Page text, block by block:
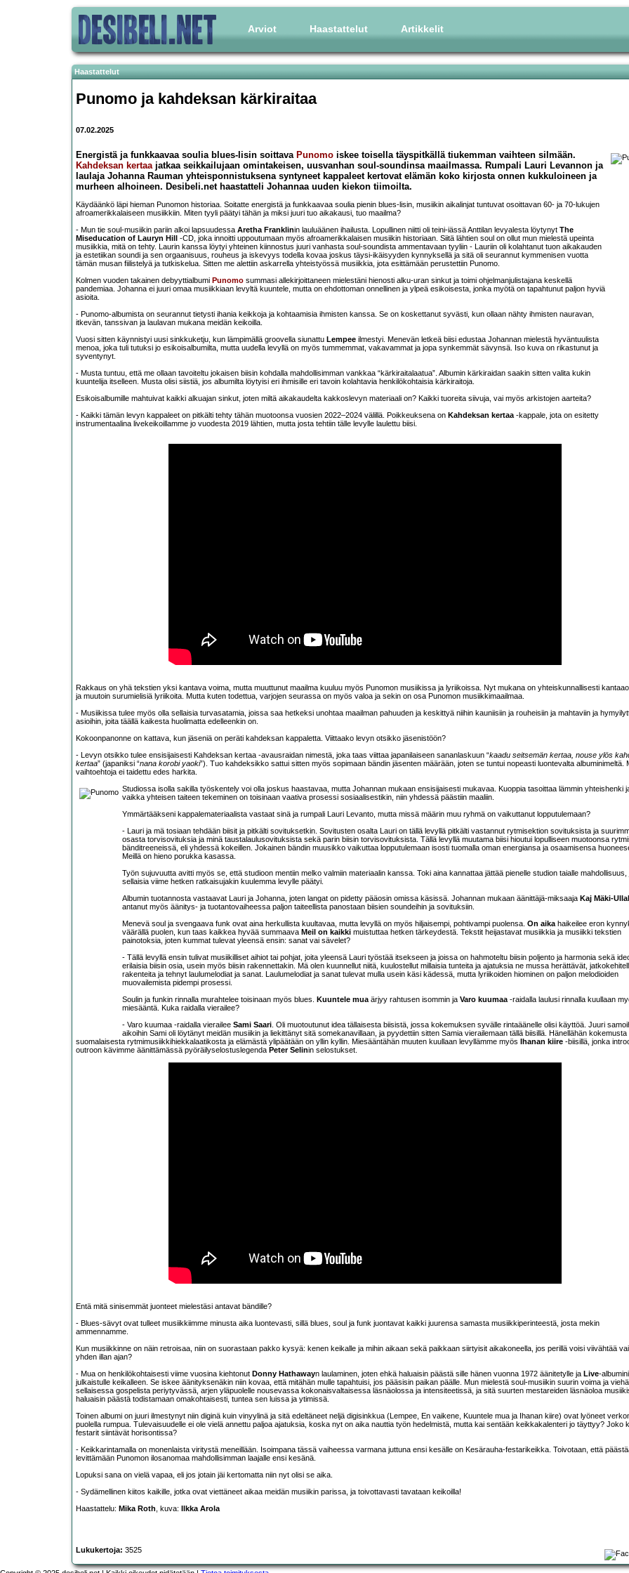
Arviot Haastattelut Artikkelit
Haastattelut
Punomo ja kahdeksan kärkiraitaa
07.02.2025
Energistä ja funkkaavaa soulia blues-lisin soittava Punomo iskee toisella täyspitkällä tiukemman vaihteen silmään.
Kahdeksan kertaajatkaa seikkailujaan omintakeisen, uusvanhan soul-soundinsa maailmassa. Rumpali Lauri Levannon ja
laulaja Johanna Rauman yhteisponnistuksena syntyneet kappaleet kertovat elämän koko kirjosta onnen kukkuloineen ja
murheen alhoineen. Desibeli.net haastatteli Johannaa uuden kiekon tiimoilta.
Käydäänkö läpi hieman Punomon historiaa. Soitatte energistä ja funkkaavaa soulia pienin blues-lisin, musiikin aikalinjat tuntuvat osoittavan 60- ja 70-lukujen
afroamerikkalaiseen musiikkiin. Miten tyyli päätyi tähän ja miksi juuri tuo aikakausi, tuo maailma?
- Mun tie soul-musiikin pariin alkoi lapsuudessa Aretha Franklinin lauluäänen ihailusta. Lopullinen niitti oli teini-iässä Anttilan levyalesta löytynyt The
Miseducation of Lauryn Hill
-CD, joka innoitti uppoutumaan myös afroamerikkalaisen musiikin historiaan. Siitä lähtien soul on ollut mun mielestä upeinta
musiikkia, mitä on tehty. Laurin kanssa löytyi yhteinen kiinnostus juuri vanhasta soul-soundista ammentavaan tyyliin - Lauriin oli kolahtanut tuon aikakauden
ja estetiikan soundi ja sen orgaanisuus, rouheus ja iskevyys todella kovaa joskus täysi-ikäisyyden kynnyksellä ja sitä oli seurannut kymmenisen vuotta
tämän musan fiilistelyä ja tutkiskelua. Sitten me alettiin askarrella yhteistyössä musiikkia, jota esittämään perustettiin Punomo.
Kolmen vuoden takainen debyyttialbumi Punomo summasi allekirjoittaneen mielestäni hienosti alku-uran sinkut ja toimi ohjelmanjulistajana keskellä
pandemiaa. Johanna ei juuri omaa musiikkiaan levyltä kuuntele, mutta on ehdottoman onnellinen ja ylpeä esikoisesta, jonka myötä on tapahtunut paljon hyviä
asioita.
- Punomo-albumista on seurannut tietysti ihania keikkoja ja kohtaamisia ihmisten kanssa. Se on koskettanut syvästi, kun ollaan nähty ihmisten nauravan,
itkevän, tanssivan ja laulavan mukana meidän keikoilla.
Vuosi sitten käynnistyi uusi sinkkuketju, kun lämpimällä groovella siunattu Lempee ilmestyi. Menevän letkeä biisi edustaa Johannan mielestä hyväntuulista
menoa, joka tuli tutuksi jo esikoisalbumilta, mutta uudella levyllä on myös tummemmat, vakavammat ja jopa synkemmät sävynsä. Iso kuva on rikastunut ja
syventynyt.
- Musta tuntuu, että me ollaan tavoiteltu jokaisen biisin kohdalla mahdollisimman vankkaa “kärkiraitalaatua”. Albumin kärkiraidan saakin sitten valita kukin
kuuntelija itselleen. Musta olisi siistiä, jos albumilta löytyisi eri ihmisille eri tavoin kolahtavia henkilökohtaisia kärkiraitoja.
Esikoisalbumille mahtuivat kaikki alkuajan sinkut, joten miltä aikakaudelta kakkoslevyn materiaali on? Kaikki tuoreita siivuja, vai myös arkistojen aarteita?
- Kaikki tämän levyn kappaleet on pitkälti tehty tähän muotoonsa vuosien 2022–2024 välillä. Poikkeuksena on Kahdeksan kertaa-kappale, jota on esitetty
instrumentaalina livekeikoillamme jo vuodesta 2019 lähtien, mutta josta tehtiin tälle levylle laulettu biisi.
Rakkaus on yhä tekstien yksi kantava voima, mutta muuttunut maailma kuuluu myös Punomon musiikissa ja lyriikoissa. Nyt mukana on yhteiskunnallisesti
ja muutoin surumielisiä lyriikoita. Mutta kuten todettua, varjojen seurassa on myös valoa ja sekin on osa Punomon musiikkimaailmaa.
- Musiikissa tulee myös olla sellaisia turvasatamia, joissa saa hetkeksi unohtaa maailman pahuuden ja keskittyä niihin kauniisiin ja rouheisiin ja mahtaviin ja
asioihin, joita täällä kaikesta huolimatta edelleenkin on.
Kokoonpanonne on kattava, kun jäseniä on peräti kahdeksan kappaletta. Viittaako levyn otsikko jäsenistöön?
- Levyn otsikko tulee ensisijaisesti Kahdeksan kertaa -avausraidan nimestä, joka taas viittaa japanilaiseen sananlaskuun “kaadu seitsemän kertaa, nouse ylös
kertaa” (japaniksi “nana korobi yaoki”). Tuo kahdeksikko sattui sitten myös sopimaan bändin jäsenten määrään, joten se tuntui nopeasti luontevalta albuminimeltä.
vaihtoehtoja ei taidettu edes harkita.
Studiossa isolla sakilla työskentely voi olla joskus haastavaa, mutta Johannan mukaan ensisijaisesti mukavaa. Kuoppia tasoittaa lämmin yhteishenki
vaikka yhteisen taiteen tekeminen on toisinaan vaativa prosessi sosiaalisestikin, niin yhdessä päästiin maaliin.
Ymmärtääkseni kappalemateriaalista vastaat sinä ja rumpali Lauri Levanto, mutta missä määrin muu ryhmä on vaikuttanut lopputulemaan?
- Lauri ja mä tosiaan tehdään biisit ja pitkälti sovituksetkin. Sovitusten osalta Lauri on tällä levyllä pitkälti vastannut rytmisektion sovituksista ja
osasta torvisovituksia ja minä taustalaulusovituksista sekä parin biisin torvisovituksista. Tällä levyllä muutama biisi hioutui lopulliseen muotoonsa
bänditreeneissä, eli yhdessä kokeillen. Jokainen bändin muusikko vaikuttaa lopputulemaan isosti tuomalla oman energiansa ja osaamisensa
Meillä on hieno porukka kasassa.
Työn sujuvuutta avitti myös se, että studioon mentiin melko valmiin materiaalin kanssa. Toki aina kannattaa jättää pienelle studion taialle mahdollisuus,
sellaisia viime hetken ratkaisujakin kuulemma levylle päätyi.
Albumin tuotannosta vastaavat Lauri ja Johanna, joten langat on pidetty pääosin omissa käsissä. Johannan mukaan äänittäjä-miksaaja Kaj Mäki-
antanut myös äänitys- ja tuotantovaiheessa paljon taiteellista panostaan biisien soundeihin ja sovituksiin.
Menevä soul ja svengaava funk ovat aina herkullista kuultavaa, mutta levyllä on myös hiljaisempi, pohtivampi puolensa. On aikahaikeilee eron
väärällä puolen, kun taas kaikkea hyvää summaava Meil on kaikki muistuttaa hetken tärkeydestä. Tekstit heijastavat musiikkia ja musiikki tekstien
painotoksia, joten kummat tulevat yleensä ensin: sanat vai sävelet?
- Tällä levyllä ensin tulivat musiikilliset aihiot tai pohjat, joita yleensä Lauri työstää itsekseen ja joissa on hahmoteltu biisin poljento ja harmonia sekä
erilaisia biisin osia, usein myös biisin rakennettakin. Mä olen kuunnellut niitä, kuulostellut millaisia tunteita ja ajatuksia ne mussa herättävät,
rakenteita ja tehnyt laulumelodiat ja sanat. Laulumelodiat ja sanat tulevat mulla usein käsi kädessä, mutta lyriikoiden hiominen on paljon melodioiden
muovailemista pidempi prosessi.
Soulin ja funkin rinnalla murahtelee toisinaan myös blues. Kuuntele muaärjyy rahtusen isommin ja Varo kuumaa-raidalla laulusi rinnalla kuullaan
miesääntä. Kuka raidalla vierailee?
- Varo kuumaa -raidalla vierailee Sami Saari. Oli muotoutunut idea tällaisesta biisistä, jossa kokemuksen syvälle rintaäänelle olisi käyttöä. Juuri
aikoihin Sami oli löytänyt meidän musiikin ja liekittänyt sitä somekanavillaan, ja pyydettiin sitten Samia vierailemaan tällä biisillä. Hänellähän kokemusta
suomalaisesta rytmimusiikkihiekkalaatikosta ja elämästä ylipäätään on yllin kyllin. Miesääntähän muuten kuullaan levyllämme myös
Ihanan kiire -biisillä, jonka
outroon kävimme äänittämässä pyöräilyselostuslegenda Peter Selinin selostukset.
Entä mitä sinisemmät juonteet mielestäsi antavat bändille?
- Blues-sävyt ovat tulleet musiikkiimme minusta aika luontevasti, sillä blues, soul ja funk juontavat kaikki juurensa samasta musiikkiperinteestä, josta mekin
ammennamme.
Kun musiikkinne on näin retroisaa, niin on suorastaan pakko kysyä: kenen keikalle ja mihin aikaan sekä paikkaan siirtyisit aikakoneella, jos perillä voisi viivähtää
yhden illan ajan?
- Mua on henkilökohtaisesti viime vuosina kiehtonut Donny Hathawayn laulaminen, joten ehkä haluaisin päästä sille hänen vuonna 1972 äänitetylle ja Live-
julkaistulle keikalleen. Se iskee äänityksenäkin niin kovaa, että mitähän mulle tapahtuisi, jos pääsisin paikan päälle. Mun mielestä soul-musiikin suurin voima ja
sellaisessa gospelista periytyvässä, arjen yläpuolelle nousevassa kokonaisvaltaisessa läsnäolossa ja intensiteetissä, ja sitä suurten mestareiden läsnäoloa
haluaisin päästä todistamaan omakohtaisesti, tuntea sen luissa ja ytimissä.
Toinen albumi on juuri ilmestynyt niin diginä kuin vinyylinä ja sitä edeltäneet neljä digisinkkua (Lempee, En vaikene, Kuuntele mua ja Ihanan kiire) ovat lyöneet
puolella rumpua. Tulevaisuudelle ei ole vielä annettu paljoa ajatuksia, koska nyt on aika nauttia työn hedelmistä, mutta kai sentään keikkakalenteri jo täyttyy? Joko
festarit siintävät horisontissa?
- Keikkarintamalla on monenlaista viritystä meneillään. Isoimpana tässä vaiheessa varmana juttuna ensi kesälle on Kesärauha-festarikeikka. Toivotaan, että
levittämään Punomon ilosanomaa mahdollisimman laajalle ensi kesänä.
Lopuksi sana on vielä vapaa, eli jos jotain jäi kertomatta niin nyt olisi se aika.
- Sydämellinen kiitos kaikille, jotka ovat viettäneet aikaa meidän musiikin parissa, ja toivottavasti tavataan keikoilla!
Haastattelu: Mika Roth, kuva: Ilkka Arola
Lukukertoja: 3525